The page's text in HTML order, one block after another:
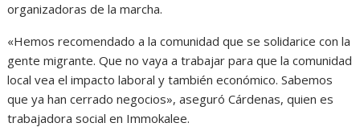
organizadoras de la marcha.
«Hemos recomendado a la comunidad que se solidarice con la
gente migrante. Que no vaya a trabajar para que la comunidad
local vea el impacto laboral y también económico. Sabemos
que ya han cerrado negocios», aseguró Cárdenas, quien es
trabajadora social en Immokalee.